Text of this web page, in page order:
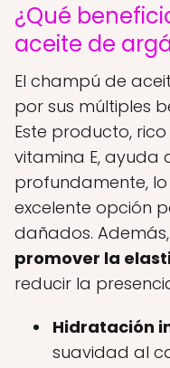
¿Qué
aceite de
El champú de
por sus múltiples
Este producto,
vitamina E, ayuda
profundamente,
excelente opción
dañados.
promover la
reducir la
Hidratación
suavidad al